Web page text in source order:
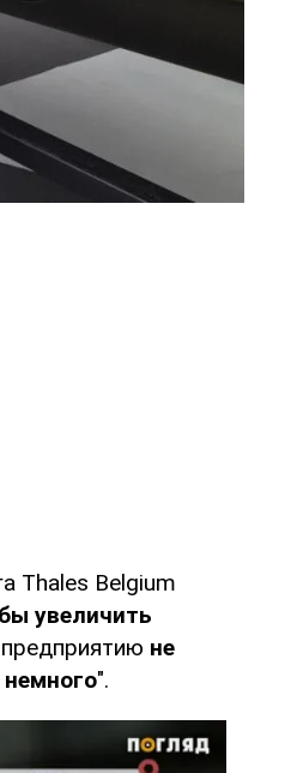
Thales Belgium
увеличить
не
".